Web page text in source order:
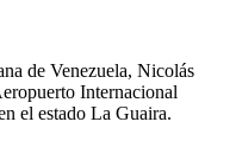
de Venezuela, Nicolás
Internacional
el estado La Guaira.